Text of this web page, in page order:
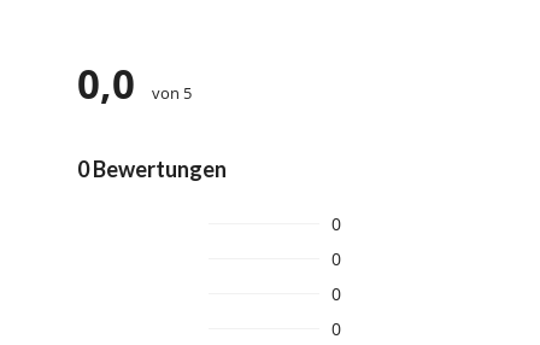
0,0 von 5
0 Bewertungen
0
0
0
0